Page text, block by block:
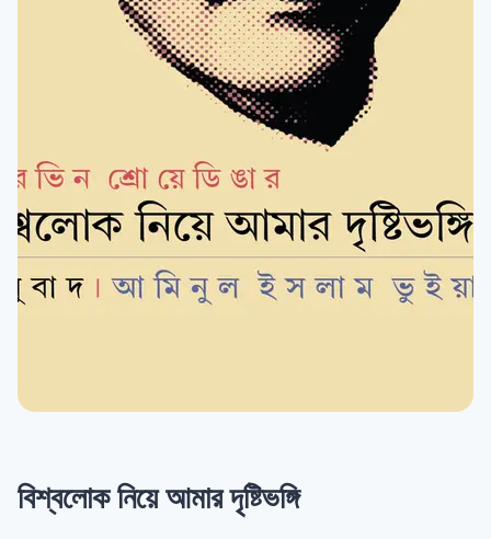
বিশ্বলোক নিয়ে আমার দৃষ্টিভঙ্গি